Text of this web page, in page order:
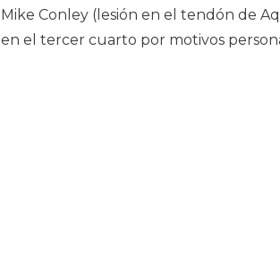
Mike Conley (lesión en el tendón de
en el tercer cuarto por motivos